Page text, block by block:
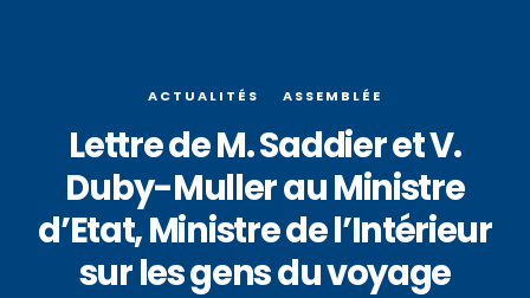
ACTUALITÉS ASSEMBLÉE
Lettre de M. Saddier et V.
Duby-Muller au Ministre
d’Etat, Ministre de l’Intérieur
sur les gens du voyage